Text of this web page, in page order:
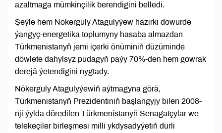
azaltmaga mümkinçilik berendigini belledi.
Şeýle hem Nökerguly Atagulyýew häzirki döwürde
ýangyç-energetika toplumyny hasaba almazdan
Türkmenistanyň jemi içerki önüminiň düzüminde
döwlete dahylsyz pudagyň paýy 70%-den hem gowrak
derejä ýetendigini nygtady.
Nökerguly Atagulyýewiň aýtmagyna görä,
Türkmenistanyň Prezidentiniň başlangyjy bilen 2008-
nji ýylda döredilen Türkmenistanyň Senagatçylar we
telekeçiler birleşmesi milli ykdysadyýetiň dürli